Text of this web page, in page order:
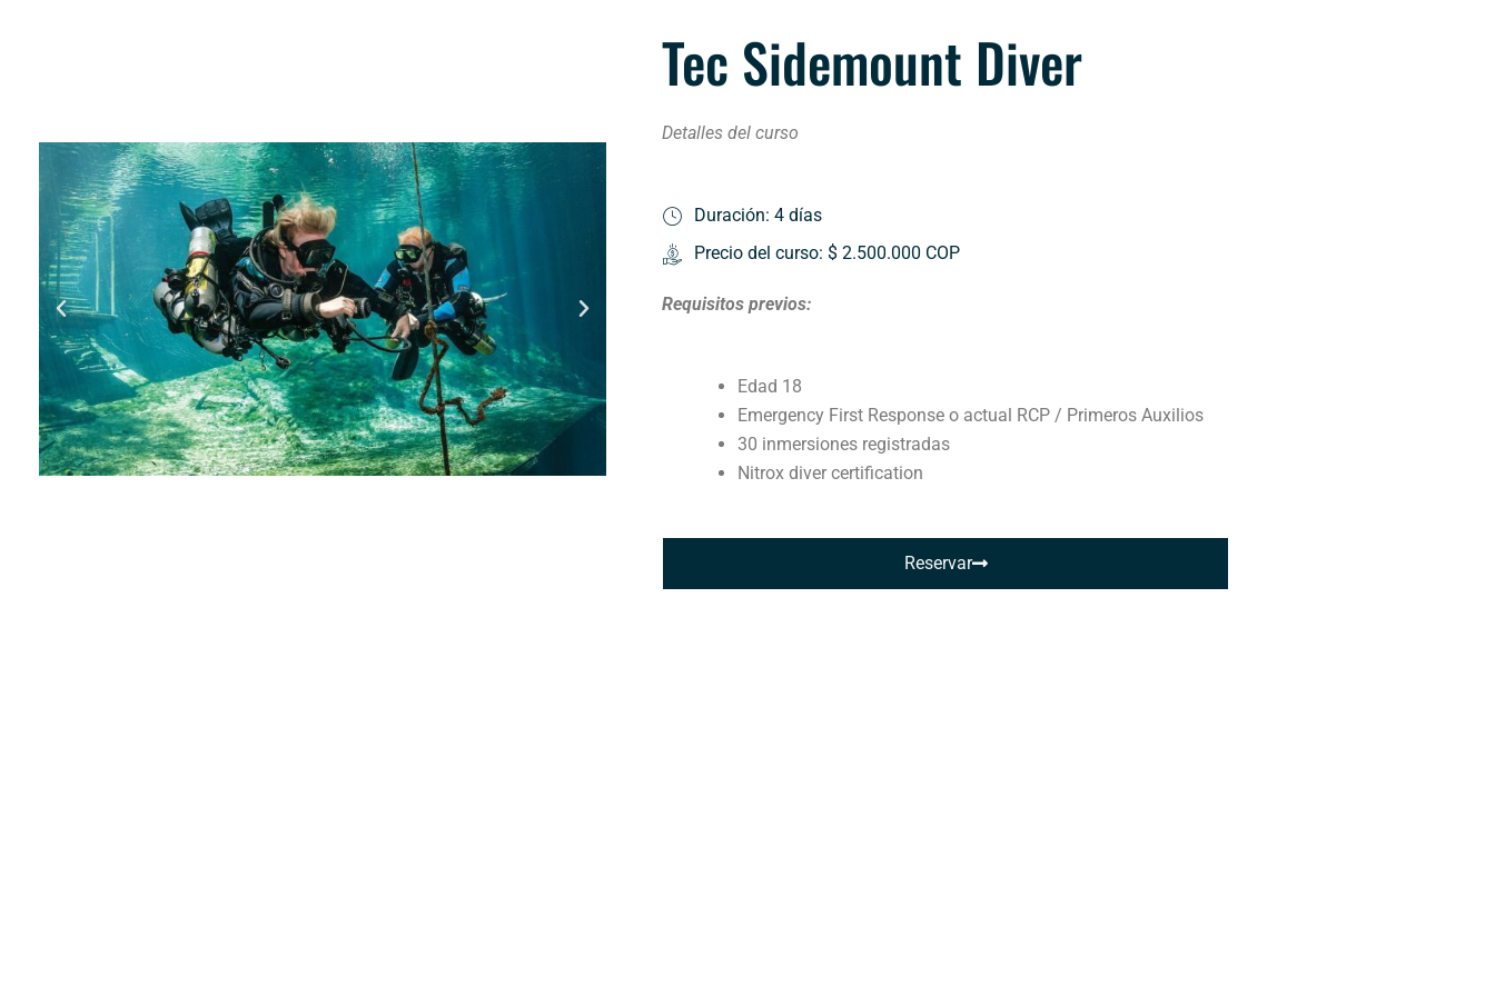
Tec Sidemount Diver
Detalles del curso
Duración: 4 días
Precio del curso: $ 2.500.000 COP
Requisitos previos:
Edad 18
Emergency First Response o actual RCP / Primeros Auxilios
30 inmersiones registradas
Nitrox diver certification
Reservar